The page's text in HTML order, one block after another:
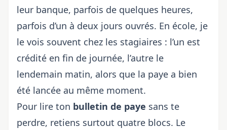
leur banque, parfois de quelques heures,
parfois d’un à deux jours ouvrés. En école, je
le vois souvent chez les stagiaires : l’un est
crédité en fin de journée, l’autre le
lendemain matin, alors que la paye a bien
été lancée au même moment.
Pour lire ton bulletin de paye sans te
perdre, retiens surtout quatre blocs. Le